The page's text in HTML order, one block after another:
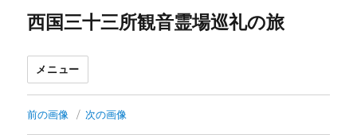
西国三十三所観音霊場巡礼の旅
メニュー
前の画像 次の画像